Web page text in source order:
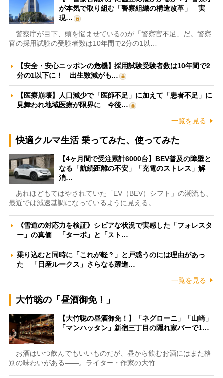
が本気で取り組む「警察組織の構造改革」 実
現…
警察庁が目下、頭を悩ませているのが「警察官不足」だ。警察
官の採用試験の受験者数は10年間で2分の1以…
【安全・安心ニッポンの危機】採用試験受験者数は10年間で2
分の1以下に！ 出生数減がも…
【医療崩壊】人口減少で「医師不足」に加えて「患者不足」に
見舞われ地域医療が限界に 今後…
一覧を見る
快適クルマ生活 乗ってみた、使ってみた
【4ヶ月間で受注累計6000台】BEV普及の障壁と
なる「航続距離の不安」「充電のストレス」解
消…
あれほどもてはやされていた「EV（BEV）シフト」の潮流も、
最近では減速基調になっているように見える。…
《雪道の対応力を検証》シビアな状況で実感した「フォレスタ
ー」の真価 「ターボ」と「スト…
乗り込むと同時に「これが軽？」と戸惑うのには理由があっ
た 「日産ルークス」さらなる躍進…
一覧を見る
大竹聡の「昼酒御免！」
【大竹聡の昼酒御免！】「ネグローニ」「山崎」
「マンハッタン」新宿三丁目の隠れ家バーで1…
お酒はいつ飲んでもいいものだが、昼から飲むお酒にはまた格
別の味わいがある――。ライター・作家の大竹…